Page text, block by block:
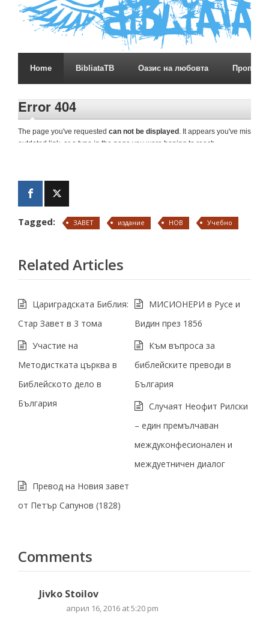
Tagged: ЗАВЕТ издание НОВ Учебно
Related Articles
Цариградската Библия:
Стар Завет в 3 тома
МИСИОНЕРИ в Русе и
Видин през 1856
Участие на
Методистката църква в
Библейското дело в
България
Към въпроса за
библейските преводи в
България
Случаят Неофит Рилски
– един премълчаван
междуконфесионален и
междуетничен диалог
Превод на Новия завет
от Петър Сапунов (1828)
Comments
Jivko Stoilov
април 16, 2016 at 5:20 pm